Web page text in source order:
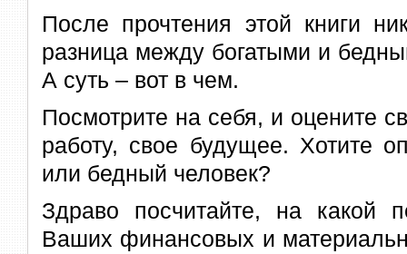
После прочтения этой книги
разница между богатыми и
А суть – вот в чем.
Посмотрите на себя, и оцените
работу, свое будущее. Хотите
или бедный человек?
Здраво посчитайте, на какой
Ваших финансовых и